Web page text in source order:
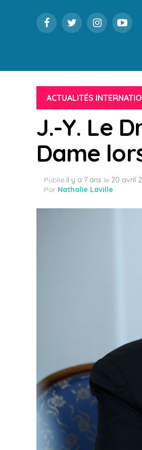
ACTUALITÉS
J.-Y. Le
Dame
Publié il y a 7 ans le 20 avril
Par Nathalie Laville